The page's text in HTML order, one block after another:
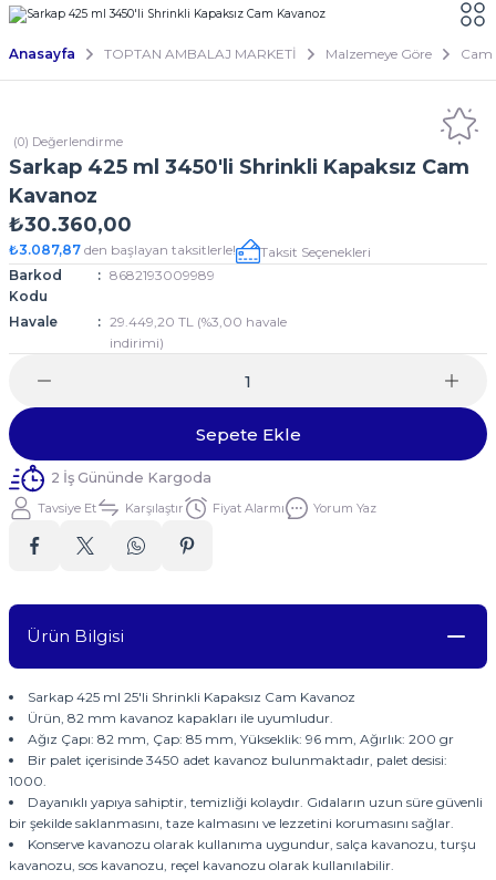
Anasayfa TOPTAN AMBALAJ MARKETİ Malzemeye Göre Cam
(0) Değerlendirme
Sarkap 425 ml 3450'li Shrinkli Kapaksız Cam
Kavanoz
₺30.360,00
₺3.087,87 den başlayan taksitlerle!
Taksit Seçenekleri
Barkod
Kodu
8682193009989
Havale
29.449,20 TL (%3,00 havale
indirimi)
Sepete Ekle
2 İş Gününde Kargoda
Tavsiye Et Karşılaştır Fiyat Alarmı Yorum Yaz
Ürün Bilgisi
Sarkap 425 ml 25'li Shrinkli Kapaksız Cam Kavanoz
Ürün, 82 mm kavanoz kapakları ile uyumludur.
Ağız Çapı: 82 mm, Çap: 85 mm, Yükseklik: 96 mm, Ağırlık: 200 gr
Bir palet içerisinde 3450 adet kavanoz bulunmaktadır, palet desisi:
1000.
Dayanıklı yapıya sahiptir, temizliği kolaydır. Gıdaların uzun süre güvenli
bir şekilde saklanmasını, taze kalmasını ve lezzetini korumasını sağlar.
Konserve kavanozu olarak kullanıma uygundur, salça kavanozu, turşu
kavanozu, sos kavanozu, reçel kavanozu olarak kullanılabilir.